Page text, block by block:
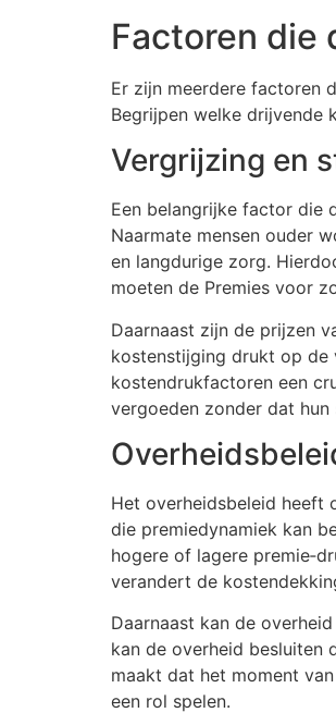
Factoren die
Er zijn meerdere factoren
Begrijpen welke drijvende
Vergrijzing en
Een belangrijke factor die
Naarmate mensen ouder
en langdurige zorg.
moeten de Premies voor
Daarnaast zijn de prijzen
kostenstijging drukt op de
kostendrukfactoren een
vergoeden zonder dat
Het overheidsbeleid heeft
die premiedynamiek kan
hogere of lagere
verandert de
Daarnaast kan de
kan de overheid besluiten
maakt dat het moment
een rol spelen.